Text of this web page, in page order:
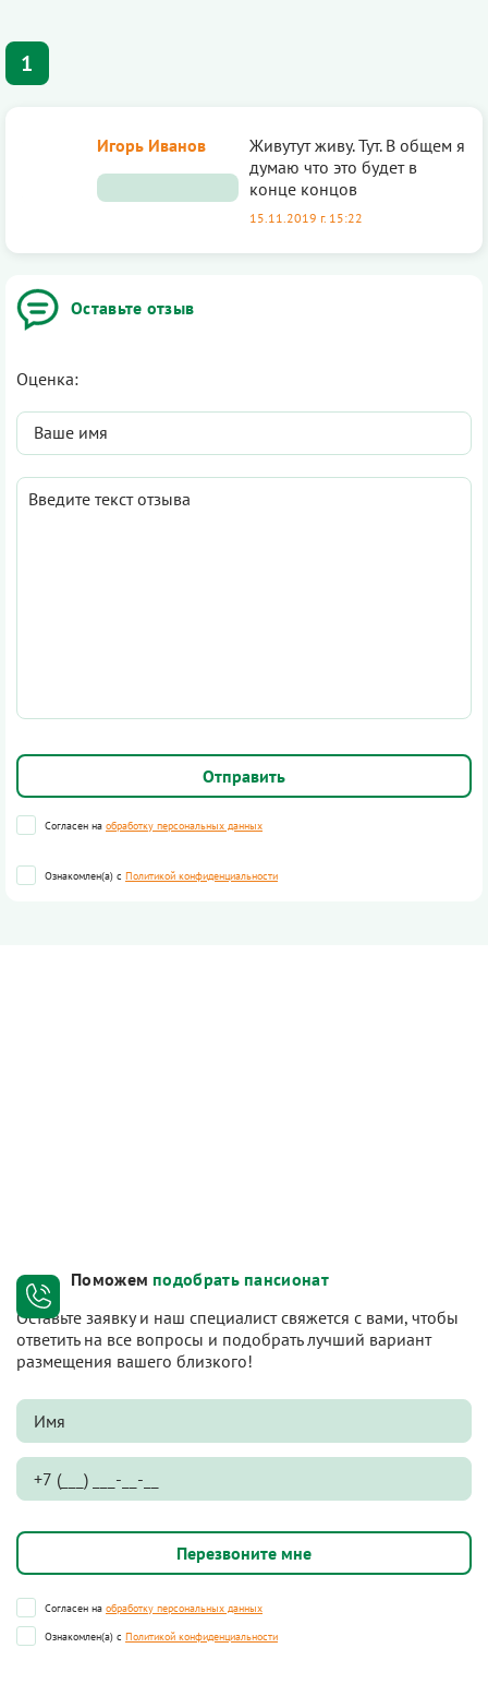
1
Оставьте отзыв
Оценка:
Согласен на обработку персональных данных
Ознакомлен(а) с Политикой конфиденциальности
Игорь Иванов
Живутут живу. Тут. В общем я
думаю что это будет в
конце концов
15.11.2019 г. 15:22
Поможем подобрать пансионат
Оставьте заявку и наш специалист свяжется с вами, чтобы
ответить на все вопросы и подобрать лучший вариант
размещения вашего близкого!
Согласен на обработку персональных данных
Ознакомлен(а) с Политикой конфиденциальности